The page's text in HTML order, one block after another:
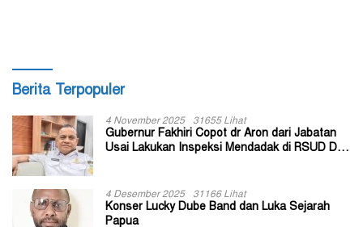
Berita Terpopuler
4 November 2025 31655 Lihat
Gubernur Fakhiri Copot dr Aron dari Jabatan
Usai Lakukan Inspeksi Mendadak di RSUD Dok
4 Desember 2025 31166 Lihat
Konser Lucky Dube Band dan Luka Sejarah
Papua